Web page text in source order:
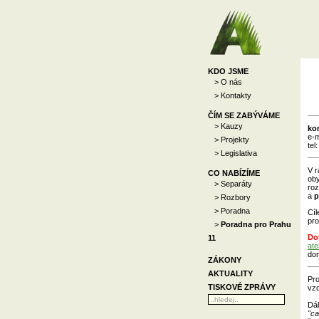
KDO JSME
> O nás
> Kontakty
ČÍM SE ZABÝVÁME
> Kauzy
> Projekty
> Legislativa
CO NABÍZÍME
> Separáty
> Rozbory
> Poradna
> Poradna pro Prahu
11
ZÁKONY
AKTUALITY
TISKOVÉ ZPRÁVY
e-
V
a